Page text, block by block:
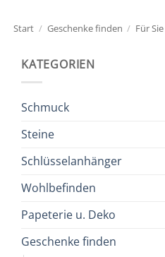
Start / Geschenke finden / Für Sie
KATEGORIEN
Schmuck
Steine
Schlüsselanhänger
Wohlbefinden
Papeterie u. Deko
Geschenke finden